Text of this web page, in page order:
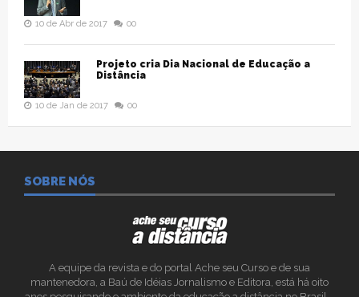
10 de Abr de 2017 00
Projeto cria Dia Nacional de Educação a
Distância
10 de Jan de 2017 00
SOBRE NÓS
A equipe da revista e do portal Ache seu Curso e de sua
mantenedora, a Baú de Idéias Jornalismo e Editora, está há oito